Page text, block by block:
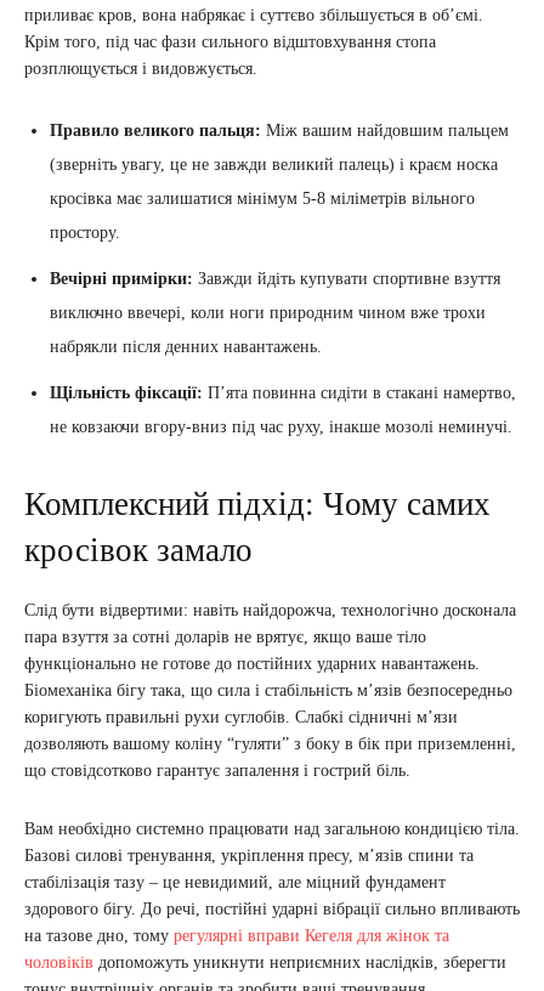
приливає кров, вона набрякає і суттєво збільшується в об’ємі.
Крім того, під час фази сильного відштовхування стопа
розплющується і видовжується.
Правило великого пальця: Між вашим найдовшим пальцем
(зверніть увагу, це не завжди великий палець) і краєм носка
кросівка має залишатися мінімум 5-8 міліметрів вільного
простору.
Вечірні примірки: Завжди йдіть купувати спортивне взуття
виключно ввечері, коли ноги природним чином вже трохи
набрякли після денних навантажень.
Щільність фіксації: П’ята повинна сидіти в стакані намертво,
не ковзаючи вгору-вниз під час руху, інакше мозолі неминучі.
Комплексний підхід: Чому самих
кросівок замало
Слід бути відвертими: навіть найдорожча, технологічно досконала
пара взуття за сотні доларів не врятує, якщо ваше тіло
функціонально не готове до постійних ударних навантажень.
Біомеханіка бігу така, що сила і стабільність м’язів безпосередньо
коригують правильні рухи суглобів. Слабкі сідничні м’язи
дозволяють вашому коліну “гуляти” з боку в бік при приземленні,
що стовідсотково гарантує запалення і гострий біль.
Вам необхідно системно працювати над загальною кондицією тіла.
Базові силові тренування, укріплення пресу, м’язів спини та
стабілізація тазу – це невидимий, але міцний фундамент
здорового бігу. До речі, постійні ударні вібрації сильно впливають
на тазове дно, тому регулярні вправи Кегеля для жінок та
чоловіків допоможуть уникнути неприємних наслідків, зберегти